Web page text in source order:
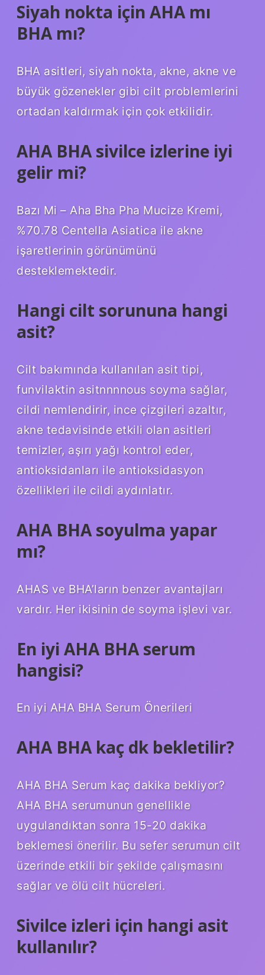
Siyah nokta için AHA mı
BHA mı?
BHA asitleri, siyah nokta, akne, akne ve
büyük gözenekler gibi cilt problemlerini
ortadan kaldırmak için çok etkilidir.
AHA BHA sivilce izlerine iyi
gelir mi?
Bazı Mi – Aha Bha Pha Mucize Kremi,
%70.78 Centella Asiatica ile akne
işaretlerinin görünümünü
desteklemektedir.
Hangi cilt sorununa hangi
asit?
Cilt bakımında kullanılan asit tipi,
funvilaktin asitnnnnous soyma sağlar,
cildi nemlendirir, ince çizgileri azaltır,
akne tedavisinde etkili olan asitleri
temizler, aşırı yağı kontrol eder,
antioksidanları ile antioksidasyon
özellikleri ile cildi aydınlatır.
AHA BHA soyulma yapar
mı?
AHAS ve BHA’ların benzer avantajları
vardır. Her ikisinin de soyma işlevi var.
En iyi AHA BHA serum
hangisi?
En iyi AHA BHA Serum Önerileri
AHA BHA kaç dk bekletilir?
AHA BHA Serum kaç dakika bekliyor?
AHA BHA serumunun genellikle
uygulandıktan sonra 15-20 dakika
beklemesi önerilir. Bu sefer serumun cilt
üzerinde etkili bir şekilde çalışmasını
sağlar ve ölü cilt hücreleri.
Sivilce izleri için hangi asit
kullanılır?